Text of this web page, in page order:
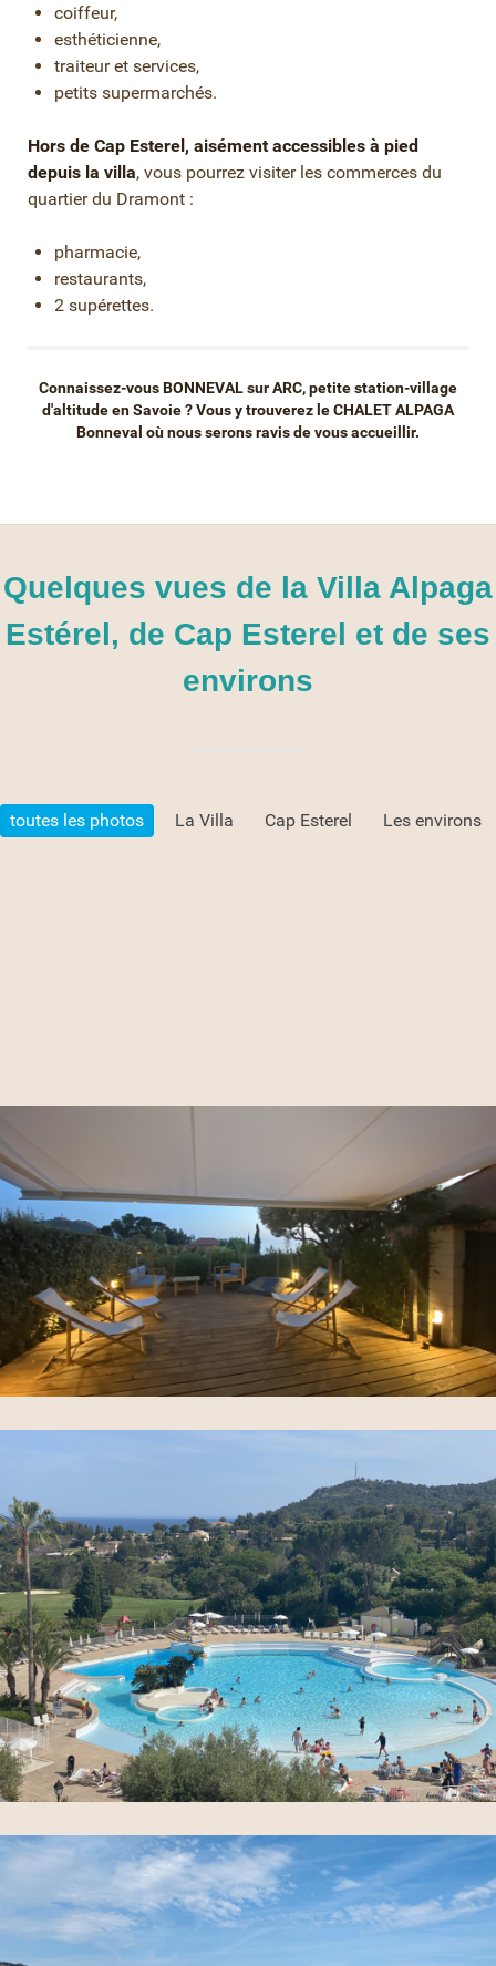
coiffeur,
esthéticienne,
traiteur et services,
petits supermarchés.
Hors de Cap Esterel, aisément accessibles à pied
depuis la villa, vous pourrez visiter les commerces du
quartier du Dramont :
pharmacie,
restaurants,
2 supérettes.
Connaissez-vousBONNEVAL sur ARC, petite station-village
d'altitude en Savoie ? Vous y trouverez leCHALET ALPAGA
Bonneval où nous serons ravis de vous accueillir.
Quelques vues de la Villa Alpaga
Estérel, de Cap Esterel et de ses
environs
toutes les photos La Villa Cap Esterel Les environs